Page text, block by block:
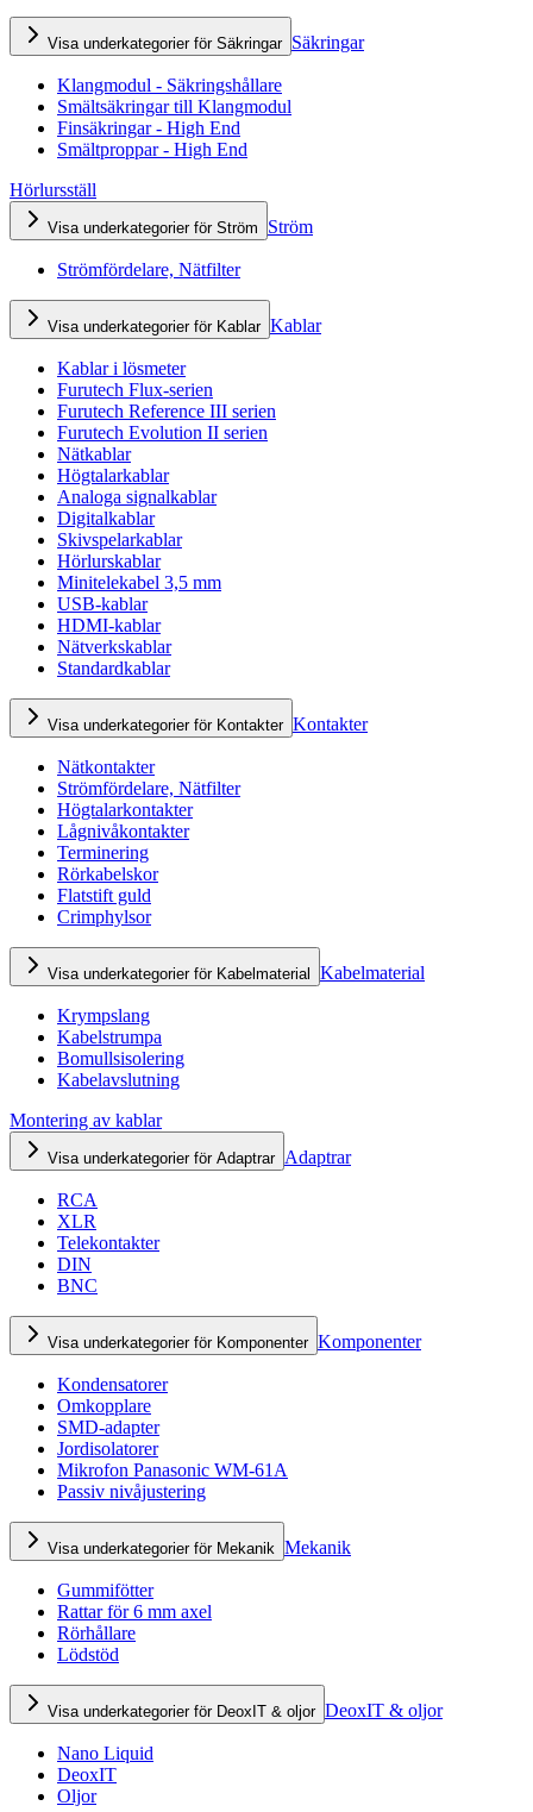
Visa underkategorier för Säkringar Säkringar
Klangmodul - Säkringshållare
Smältsäkringar till Klangmodul
Finsäkringar - High End
Smältproppar - High End
Hörlursställ
Visa underkategorier för Ström Ström
Strömfördelare, Nätfilter
Visa underkategorier för Kablar Kablar
Kablar i lösmeter
Furutech Flux-serien
Furutech Reference III serien
Furutech Evolution II serien
Nätkablar
Högtalarkablar
Analoga signalkablar
Digitalkablar
Skivspelarkablar
Hörlurskablar
Minitelekabel 3,5 mm
USB-kablar
HDMI-kablar
Nätverkskablar
Standardkablar
Visa underkategorier för Kontakter Kontakter
Nätkontakter
Strömfördelare, Nätfilter
Högtalarkontakter
Lågnivåkontakter
Terminering
Rörkabelskor
Flatstift guld
Crimphylsor
Visa underkategorier för Kabelmaterial Kabelmaterial
Krympslang
Kabelstrumpa
Bomullsisolering
Kabelavslutning
Montering av kablar
Visa underkategorier för Adaptrar Adaptrar
RCA
XLR
Telekontakter
DIN
BNC
Visa underkategorier för Komponenter Komponenter
Kondensatorer
Omkopplare
SMD-adapter
Jordisolatorer
Mikrofon Panasonic WM-61A
Passiv nivåjustering
Visa underkategorier för Mekanik Mekanik
Gummifötter
Rattar för 6 mm axel
Rörhållare
Lödstöd
Visa underkategorier för DeoxIT & oljor DeoxIT & oljor
Nano Liquid
DeoxIT
Oljor